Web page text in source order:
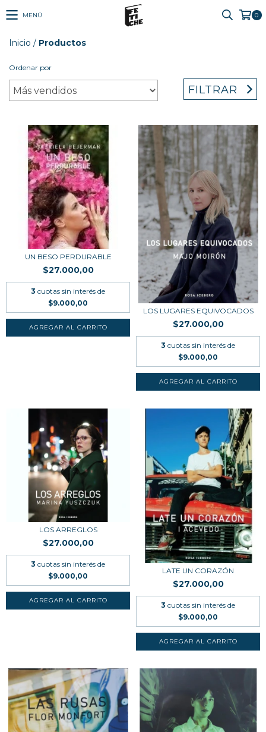
MENÚ 0
Inicio / Productos
Ordenar por
FILTRAR
UN BESO PERDURABLE
$27.000,00
3 cuotas sin interés de
$9.000,00
LOS LUGARES EQUIVOCADOS
$27.000,00
3 cuotas sin interés de
$9.000,00
LOS ARREGLOS
$27.000,00
3 cuotas sin interés de
$9.000,00
LATE UN CORAZÓN
$27.000,00
3 cuotas sin interés de
$9.000,00